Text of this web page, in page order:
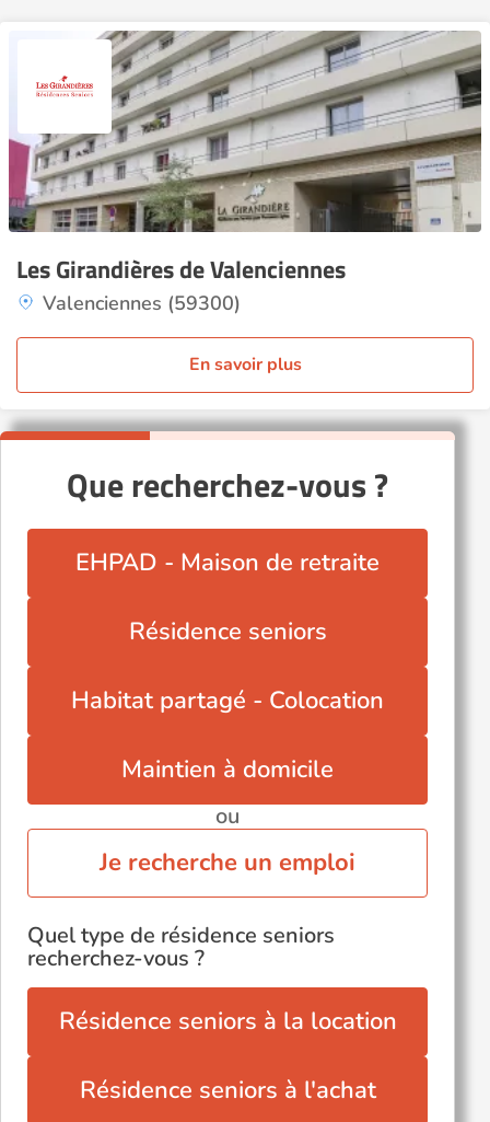
Les Girandières de Valenciennes
Valenciennes (59300)
En savoir plus
Que recherchez-vous ?
EHPAD - Maison de retraite
Résidence seniors
Habitat partagé - Colocation
Maintien à domicile
ou
Je recherche un emploi
Quel type de résidence seniors
recherchez-vous ?
Résidence seniors à la location
Résidence seniors à l'achat